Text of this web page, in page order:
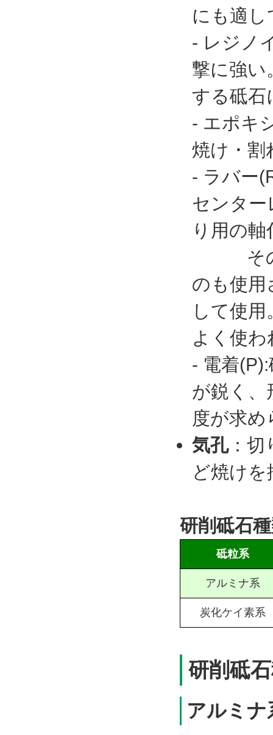
にも適
- レジノ
撃に強い
する砥石
- エポキ
焼け・割
- ラバー
センタ
り用の
その他
のも使用
して使
よく使
- 電着
が鋭く、
度が求
気孔：切
ど焼けを
研削砥石
砥粒系
アルミナ系
炭化ケイ素系
研削砥
アルミナ